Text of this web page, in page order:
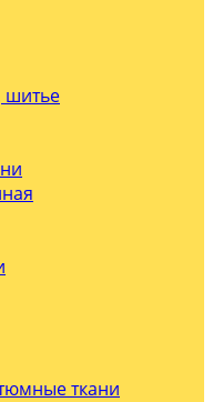
шитье
ткани